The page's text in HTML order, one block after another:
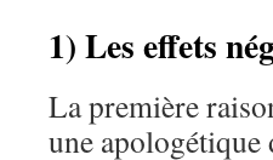
1) Les effets
La première
une apologétique